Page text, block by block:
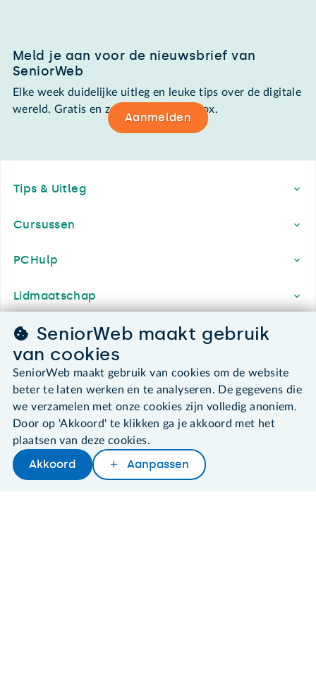
Later lezen Delen Woordenboek
Meld je aan voor de nieuwsbrief van
SeniorWeb
Elke week duidelijke uitleg en leuke tips over de digitale
wereld. Gratis en zomaar in de mailbox.
Aanmelden
Tips & Uitleg
Cursussen
PCHulp
Lidmaatschap
Contact & Service
Over SeniorWeb
SeniorWeb.
De computerhulp voor u.
030 - 276 99 65
leden@seniorweb.nl
SeniorWeb maakt gebruik
van cookies
SeniorWeb maakt gebruik van cookies om de website
beter te laten werken en te analyseren. De gegevens die
we verzamelen met onze cookies zijn volledig anoniem.
Door op 'Akkoord' te klikken ga je akkoord met het
plaatsen van deze cookies.
Akkoord Aanpassen